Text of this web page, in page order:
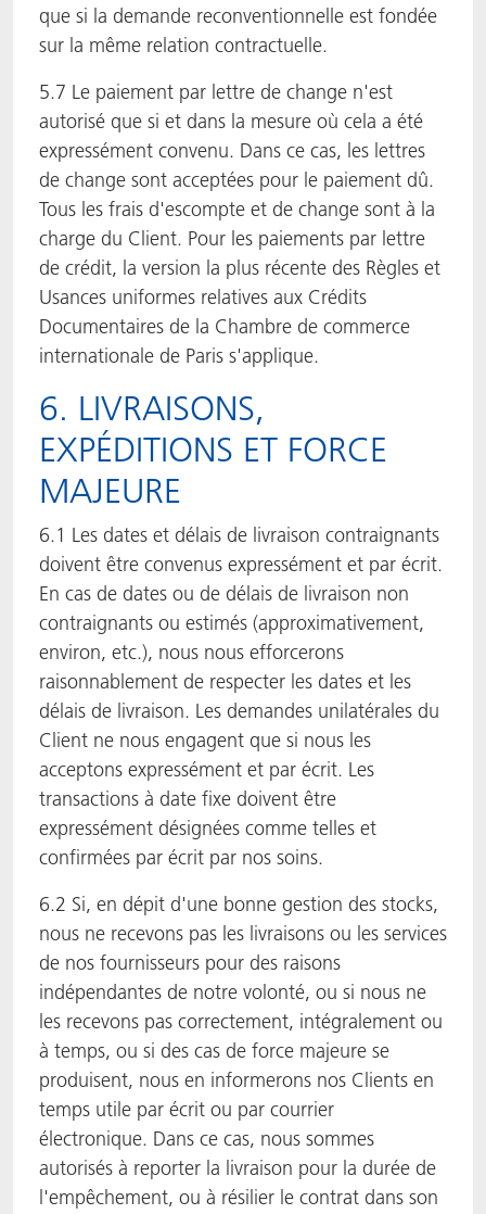
que si la demande reconventionnelle est fondée
sur la même relation contractuelle.
5.7 Le paiement par lettre de change n'est
autorisé que si et dans la mesure où cela a été
expressément convenu. Dans ce cas, les lettres
de change sont acceptées pour le paiement dû.
Tous les frais d'escompte et de change sont à la
charge du Client. Pour les paiements par lettre
de crédit, la version la plus récente des Règles et
Usances uniformes relatives aux Crédits
Documentaires de la Chambre de commerce
internationale de Paris s'applique.
6. LIVRAISONS,
EXPÉDITIONS ET FORCE
MAJEURE
6.1 Les dates et délais de livraison contraignants
doivent être convenus expressément et par écrit.
En cas de dates ou de délais de livraison non
contraignants ou estimés (approximativement,
environ, etc.), nous nous efforcerons
raisonnablement de respecter les dates et les
délais de livraison. Les demandes unilatérales du
Client ne nous engagent que si nous les
acceptons expressément et par écrit. Les
transactions à date fixe doivent être
expressément désignées comme telles et
confirmées par écrit par nos soins.
6.2 Si, en dépit d'une bonne gestion des stocks,
nous ne recevons pas les livraisons ou les services
de nos fournisseurs pour des raisons
indépendantes de notre volonté, ou si nous ne
les recevons pas correctement, intégralement ou
à temps, ou si des cas de force majeure se
produisent, nous en informerons nos Clients en
temps utile par écrit ou par courrier
électronique. Dans ce cas, nous sommes
autorisés à reporter la livraison pour la durée de
l'empêchement, ou à résilier le contrat dans son